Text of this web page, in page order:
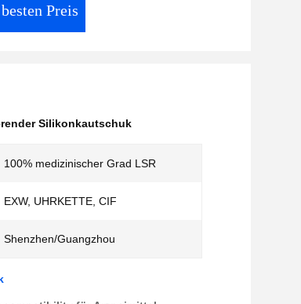
Preis
Silikonkautschuk
100% medizinischer Grad LSR
EXW, UHRKETTE, CIF
Shenzhen/Guangzhou